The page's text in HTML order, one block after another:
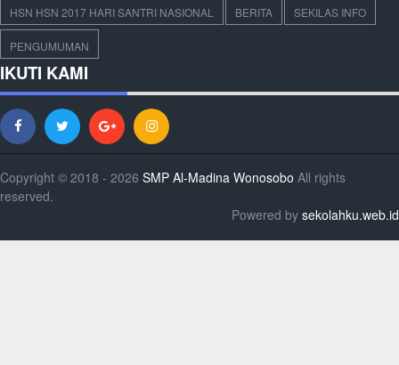
HSN HSN 2017 HARI SANTRI NASIONAL BERITA SEKILAS INFO
PENGUMUMAN
IKUTI KAMI
Copyright © 2018 - 2026 SMP Al-Madina Wonosobo All rights
reserved.
Powered by sekolahku.web.id